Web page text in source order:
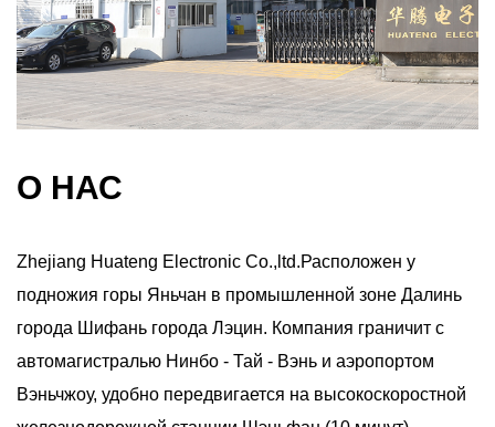
О НАС
Zhejiang Huateng Electronic Co.,ltd.Расположен у
подножия горы Яньчан в промышленной зоне Далинь
города Шифань города Лэцин. Компания граничит с
автомагистралью Нинбо - Тай - Вэнь и аэропортом
Вэньчжоу, удобно передвигается на высокоскоростной